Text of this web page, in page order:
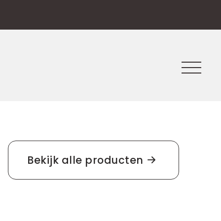
Bekijk alle producten